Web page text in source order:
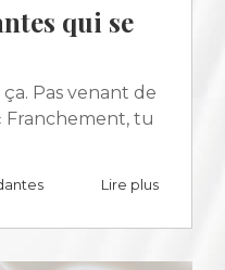
qui se
Pas venant de
Franchement, tu
Lire plus